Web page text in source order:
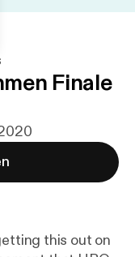
Finale
this out on